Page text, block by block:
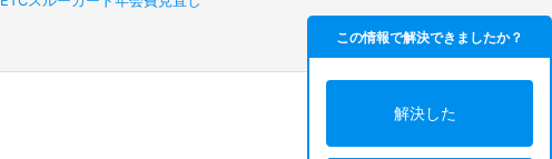
この情報で解決できましたか？
解決した